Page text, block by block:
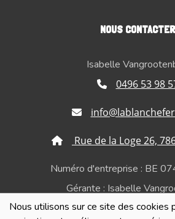
Nous utilisons sur ce site des cookies
NOUS CONTACTER
Isabelle
0496 53 98
Rue de la Loge 26,
Numéro d'entreprise : BE
Gérante : Isabelle